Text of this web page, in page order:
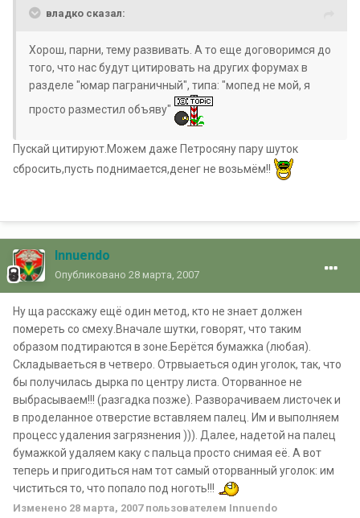
владко сказал:
Хорош, парни, тему развивать. А то еще договоримся до
того, что нас будут цитировать на других форумах в
разделе "юмар паграничный", типа: "мопед не мой, я
просто разместил объяву"
Пускай цитируют.Можем даже Петросяну пару шуток
сбросить,пусть поднимается,денег не возьмём!!
Innuendo
Опубликовано 28 марта, 2007
Ну ща расскажу ещё один метод, кто не знает должен
помереть со смеху.Вначале шутки, говорят, что таким
образом подтираются в зоне.Берётся бумажка (любая).
Складываеться в четверо. Отрвыаеться один уголок, так, что
бы получилась дырка по центру листа. Оторванное не
выбрасываем!!! (разгадка позже). Разворачиваем листочек и
в проделанное отверстие вставляем палец. Им и выполняем
процесс удаления загрязнения ))). Далее, надетой на палец
бумажкой удаляем каку с пальца просто снимая её. А вот
теперь и пригодиться нам тот самый оторванный уголок: им
чиститься то, что попало под ноготь!!!
Изменено 28 марта, 2007пользователем Innuendo